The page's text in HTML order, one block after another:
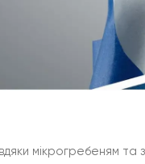
мікрогребеням та